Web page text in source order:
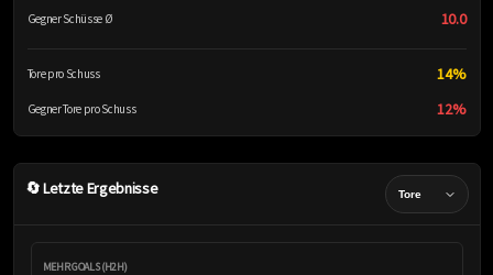
Gegner Schüsse Ø 10.0
Tore pro Schuss 14%
Gegner Tore pro Schuss 12%
🔄 Letzte Ergebnisse
MEHR GOALS (H2H)